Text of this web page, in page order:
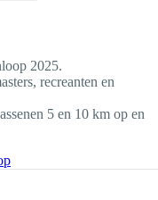
2025.
recreanten en
5 en 10 km op en